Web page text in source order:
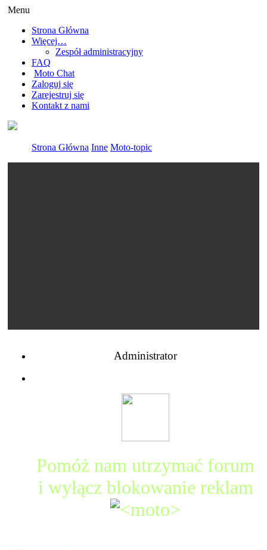
Menu
Strona Główna
Więcej…
Zespół administracyjny
FAQ
Moto Chat
Zaloguj się
Zarejestruj się
Kontakt z nami
Strona Główna Inne Moto-topic
Administrator
Pomóż nam utrzymać forum
i wyłącz blokowanie reklam